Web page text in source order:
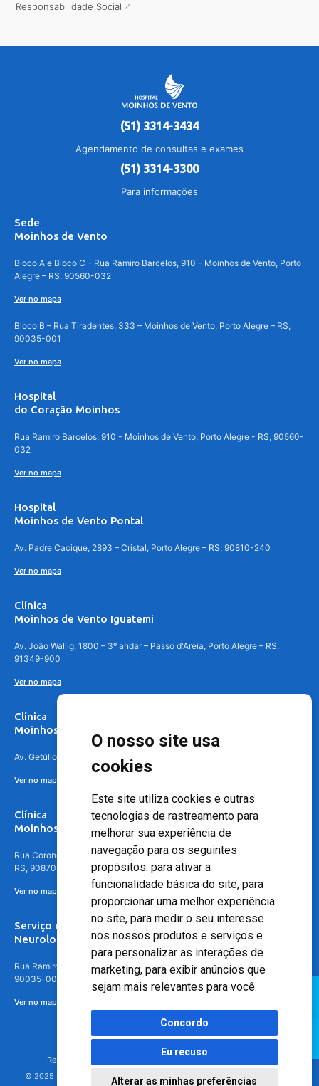
O nosso site usa
cookies
Este site utiliza cookies e outras
tecnologias de rastreamento para
melhorar sua experiência de
navegação para os seguintes
propósitos: para ativar a
funcionalidade básica do site, para
proporcionar uma melhor experiência
no site, para medir o seu interesse
nos nossos produtos e serviços e
para personalizar as interações de
marketing, para exibir anúncios que
sejam mais relevantes para você.
Concordo
Eu recuso
Alterar as minhas preferências
Responsabilidade Social
(51) 3314-3434
Agendamento de consultas e exames
(51) 3314-3300
Para informações
Sede
Moinhos de Vento
Bloco A e Bloco C – Rua Ramiro Barcelos, 910 – Moinhos de Vento, Porto
Alegre – RS, 90560-032
Ver no mapa
Bloco B – Rua Tiradentes, 333 – Moinhos de Vento, Porto Alegre – RS,
90035-001
Ver no mapa
Hospital
do Coração Moinhos
Rua Ramiro Barcelos, 910 - Moinhos de Vento, Porto Alegre - RS, 90560-
032
Ver no mapa
Hospital
Moinhos de Vento Pontal
Av. Padre Cacique, 2893 – Cristal, Porto Alegre – RS, 90810-240
Ver no mapa
Clínica
Moinhos de Vento Iguatemi
Av. João Wallig, 1800 – 3º andar – Passo d'Areia, Porto Alegre – RS,
91349-900
Ver no mapa
Clínica
Moinhos de Vento Canoas
Av. Getúlio Vargas, 4841 – Centro, Canoas – RS, 92010-010
Ver no mapa
Clínica
Moinhos de Vento - Teresópolis
Rua Coronel Aparício Borges, 250 - 3º andar - Teresópolis, Porto Alegre -
RS, 90870-016
Ver no mapa
Serviço de
Neurologia
Rua Ramiro Barcelos, 630 – 5º andar – Floresta, Porto Alegre – RS,
90035-001
Ver no mapa
Responsável Técnico: Dr. Luiz Antonio Nasi - CREMERS 11217
© 2025 - Hospital Moinhos de Vento - Registro Empresa (CRM-RS): 425